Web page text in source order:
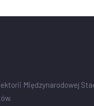
Międzynarodowej